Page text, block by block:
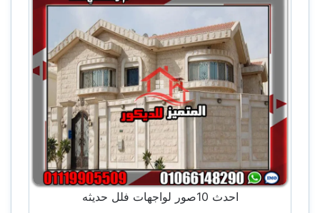
احدث 10صور لواجهات فلل حديثه